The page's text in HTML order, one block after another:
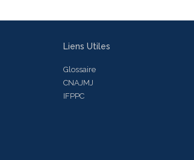
Liens Utiles
Glossaire
CNAJMJ
IFPPC